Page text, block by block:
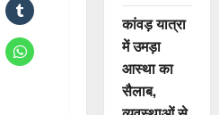
कांवड़ यात्रा
में उमड़ा
आस्था का
सैलाब,